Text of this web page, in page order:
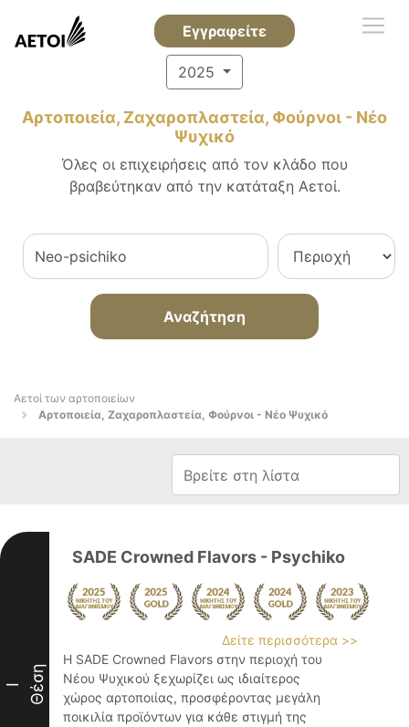
Εγγραφείτε
2025
Αρτοποιεία, Ζαχαροπλαστεία, Φούρνοι - Νέο
Ψυχικό
Όλες οι επιχειρήσεις από τον κλάδο που
βραβεύτηκαν από την κατάταξη Αετοί.
Αναζήτηση
Αετοί των αρτοποιείων
Αρτοποιεία, Ζαχαροπλαστεία, Φούρνοι - Νέο Ψυχικό
I Θέση
SADE Crowned Flavors - Psychiko
Δείτε περισσότερα >>
Η SADE Crowned Flavors στην περιοχή του
Νέου Ψυχικού ξεχωρίζει ως ιδιαίτερος
χώρος αρτοποιίας, προσφέροντας μεγάλη
ποικιλία προϊόντων για κάθε στιγμή της